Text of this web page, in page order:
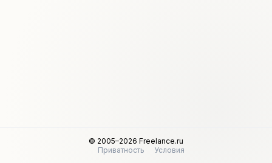
© 2005–2026 Freelance.ru
Приватность
Условия